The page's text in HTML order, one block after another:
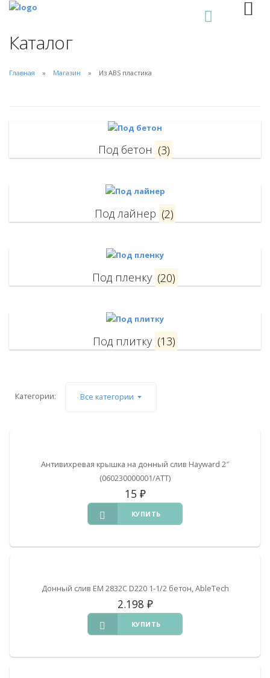
Каталог
Главная Магазин Из ABS пластика
Под бетон (3)
Под лайнер (2)
Под пленку (20)
Под плитку (13)
Категории: Все категории
Антивихревая крышка на донный слив Hayward 2″
(060230000001/ATT)
15 ₽
КУПИТЬ
Донный слив EM 2832C D220 1-1/2 бетон, AbleTech
2.198 ₽
КУПИТЬ